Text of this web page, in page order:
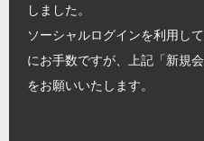
しました。
ソーシャルログインを利用し
にお手数ですが、上記「新規
をお願いいたします。